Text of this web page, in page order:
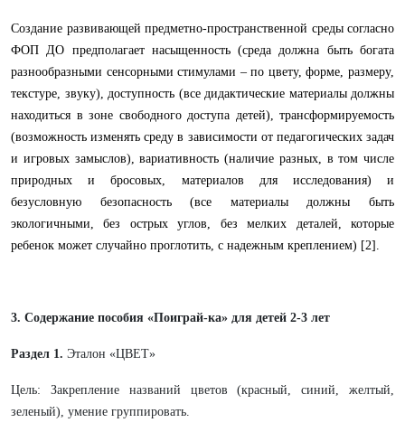
Создание развивающей предметно-пространственной среды согласно
ФОП ДО предполагает насыщенность (среда должна быть богата
разнообразными сенсорными стимулами – по цвету, форме, размеру,
текстуре, звуку), доступность (все дидактические материалы должны
находиться в зоне свободного доступа детей), трансформируемость
(возможность изменять среду в зависимости от педагогических задач
и игровых замыслов), вариативность (наличие разных, в том числе
природных и бросовых, материалов для исследования) и
безусловную безопасность (все материалы должны быть
экологичными, без острых углов, без мелких деталей, которые
ребенок может случайно проглотить, с надежным креплением) [2].
3. Содержание пособия «Поиграй-ка» для детей 2-3 лет
Раздел 1. Эталон «ЦВЕТ»
Цель: Закрепление названий цветов (красный, синий, желтый,
зеленый), умение группировать.